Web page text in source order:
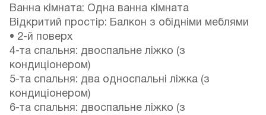
Ванна кімната: Одна ванна кімната
Відкритий простір: Балкон з обідніми меблями
• 2-й поверх
4-та спальня: двоспальне ліжко (з
кондиціонером)
5-та спальня: два односпальні ліжка (з
кондиціонером)
6-та спальня: двоспальне ліжко (з